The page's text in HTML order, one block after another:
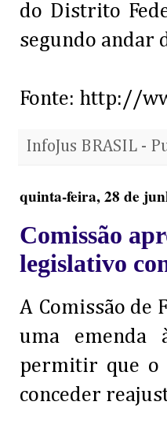
do Distrito
segundo andar
Fonte: http://
InfoJus BRASIL -
quinta-feira, 28 de
Comissão
legislativo
A Comissão de
uma emenda
permitir que o
conceder